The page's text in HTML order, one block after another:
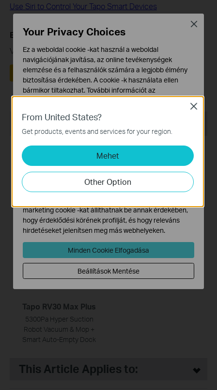
Use Siri to Control Your Tapo Smart Devices
Ez a GY.I.K. hasznos volt?
Véleménye segíti az oldal fejlesztését
Igen Nem
Recommend Products
Tapo Robot Vacuum 1-Year
Replacement Kit
Robot Vacuum & Mop +
Advanced Self-Cleaning
Docking Station
Tapo RV30 Max Plus
5300Pa Hyper Suction
Robot Vacuum & Mop +
Smart Auto-Empty Dock
This Article Applies to:
From United States?
Get products, events and services for your region.
Mehet
Other Option
Close
Your Privacy Choices
Ez a weboldal cookie -kat használ a weboldal
navigációjának javítása, az online tevékenységek
elemzése és a felhasználók számára a legjobb élmény
biztosítása érdekében. A cookie -k használata ellen
bármikor tiltakozhat. További információt az
Alap Cookie-k
Ezek a cookie -k a webhely működéséhez szükségesek,
és nem tilthatók le a rendszereiben.
Marketing és Elemző Cookie-k
Az elemző cookie -k lehetővé teszik számunkra, hogy
elemezzük weboldalunkon végzett tevékenységeit, hogy
javítsuk és módosítsuk webhelyünk működését.
marketing cookie -kat állíthatnak be annak érdekében,
hogy érdeklődési körének profilját, és hogy releváns
hirdetéseket jelenítsen meg más webhelyeken.
Minden Cookie Elfogadása
Beállítások Mentése
Close